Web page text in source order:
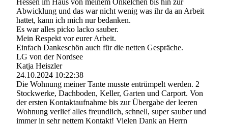
Hessen im Haus von meinem Onkelchen bis hin zur
Abwicklung und das war nicht wenig was ihr da an Arbeit
hattet, kann ich mich nur bedanken.
Es war alles picko lacko sauber.
Mein Respekt vor eurer Arbeit.
Einfach Dankeschön auch für die netten Gespräche.
LG von der Nordsee
Katja Heiszler
24.10.2024 10:22:38
Die Wohnung meiner Tante musste entrümpelt werden. 2
Stockwerke, Dachboden, Keller, Garten und Carport. Von
der ersten Kontaktaufnahme bis zur Übergabe der leeren
Wohnung verlief alles freundlich, schnell, super sauber und
immer in sehr nettem Kontakt! Vielen Dank an Herrn